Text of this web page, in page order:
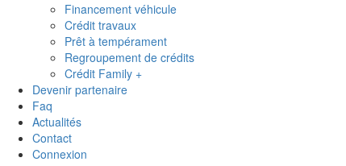
Financement véhicule
Crédit travaux
Prêt à tempérament
Regroupement de crédits
Crédit Family +
Devenir partenaire
Faq
Actualités
Contact
Connexion